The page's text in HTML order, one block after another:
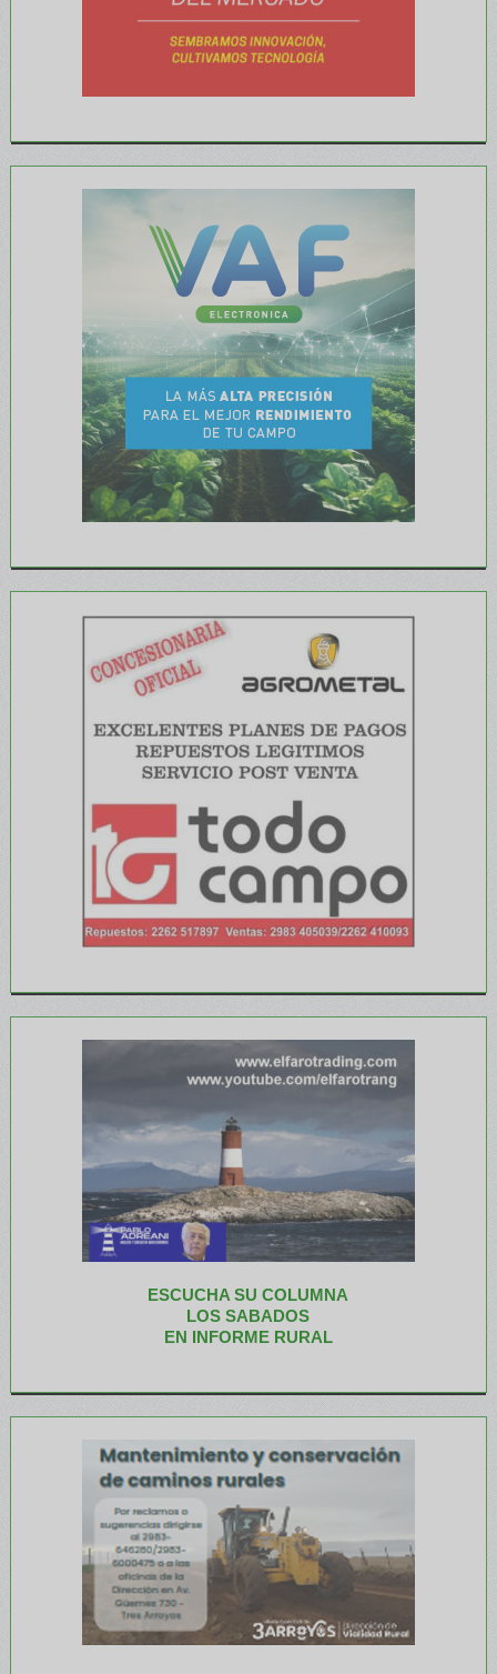
ESCUCHA SU COLUMNA
LOS SABADOS
EN INFORME RURAL